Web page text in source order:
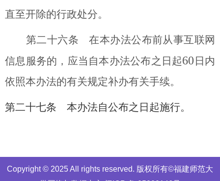
直至开除的行政处分。
第二十六条 在本办法公布前从事互联网
信息服务的，应当自本办法公布之日起60 日内
依照本办法的有关规定补办有关手续。
第二十七条 本办法自公布之日起施行。
Copyright © 2025 All rights reserved. 版权所有©福建师范大